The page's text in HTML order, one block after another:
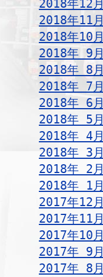
2018年12月
2018年11月
2018年10月
2018年 9月
2018年 8月
2018年 7月
2018年 6月
2018年 5月
2018年 4月
2018年 3月
2018年 2月
2018年 1月
2017年12月
2017年11月
2017年10月
2017年 9月
2017年 8月